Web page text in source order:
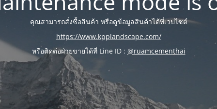
คุณสามารถสั่งซื้อสินค้า หรือดูข้อมูลสินค้าได้ที่เวปไซต์
https://www.kpplandscape.com/
หรือติดต่อฝ่ายขายได้ที่ Line ID : @ruamcementhai